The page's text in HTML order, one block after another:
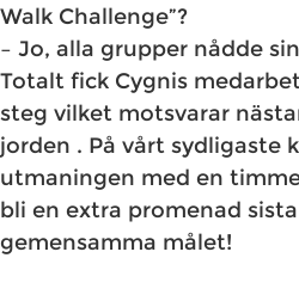
Walk Challenge”?
– Jo, alla grupper nådde
Totalt fick Cygnis
steg vilket motsvarar
jorden . På vårt sydligaste
utmaningen med en
bli en extra promenad
gemensamma målet!